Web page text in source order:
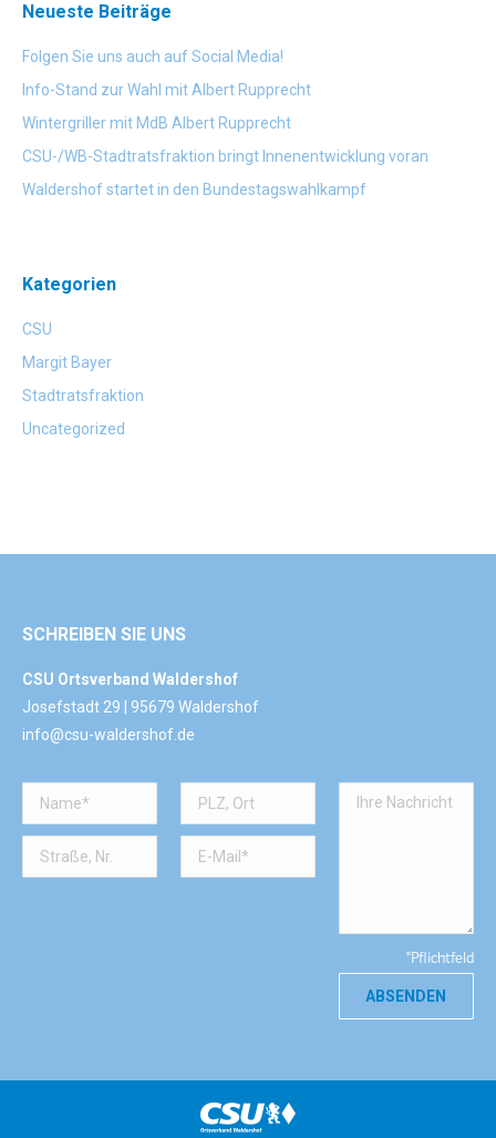
Neueste Beiträge
Folgen Sie uns auch auf Social Media!
Info-Stand zur Wahl mit Albert Rupprecht
Wintergriller mit MdB Albert Rupprecht
CSU-/WB-Stadtratsfraktion bringt Innenentwicklung voran
Waldershof startet in den Bundestagswahlkampf
Kategorien
CSU
Margit Bayer
Stadtratsfraktion
Uncategorized
SCHREIBEN SIE UNS
CSU Ortsverband Waldershof
Josefstadt 29 | 95679 Waldershof
info@csu-waldershof.de
*Pflichtfeld